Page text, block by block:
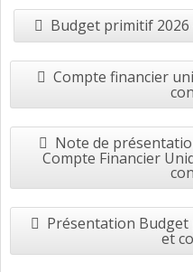
Budget primitif
Compte financier
Note de
Compte Financier
Présentation
et